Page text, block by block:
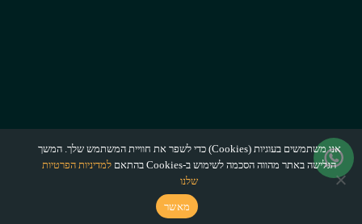
אנו משתמשים בעוגיות (Cookies) כדי לשפר את חוויית המשתמש שלך. המשך
הגלישה באתר מהווה הסכמה לשימוש ב-Cookies בהתאם
למדיניות הפרטיות
שלנו
מאשר